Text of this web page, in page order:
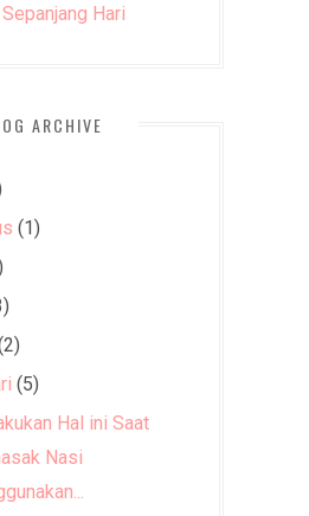
Hari
ARCHIVE
(1)
(5)
Hal ini Saat
Nasi